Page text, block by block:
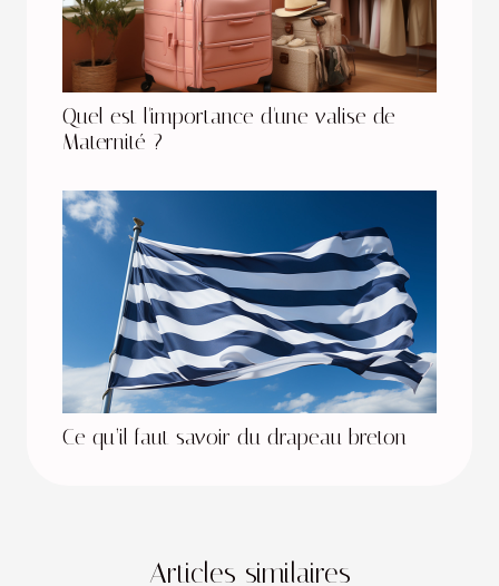
Quel est l'importance d'une valise de
Maternité ?
Ce qu’il faut savoir du drapeau breton
Articles similaires